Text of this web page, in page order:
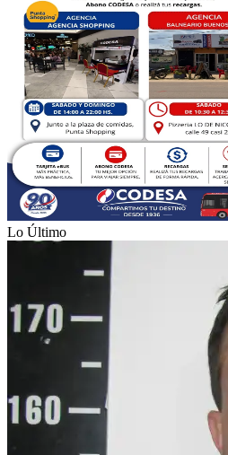
Lo Último